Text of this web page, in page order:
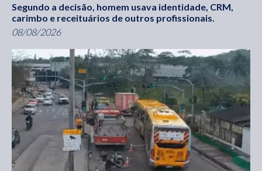
Segundo a decisão, homem usava identidade, CRM,
carimbo e receituários de outros profissionais.
08/08/2026